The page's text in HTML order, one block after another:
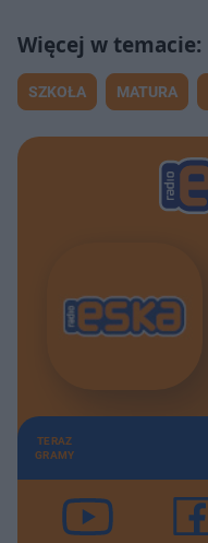
SZKOŁA MATURA
TERAZ
GRAMY